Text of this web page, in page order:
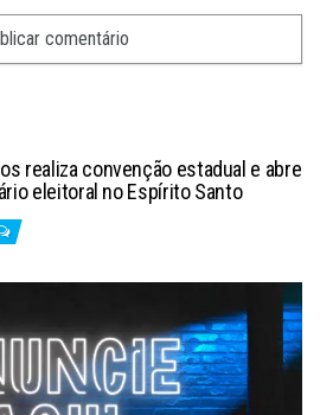
realiza convenção estadual e abre
eleitoral no Espírito Santo